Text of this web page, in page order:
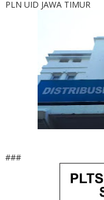
PLN UID JAWA TIMUR
###